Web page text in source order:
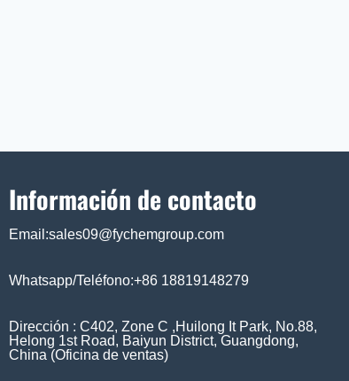
Información de contacto
Email:sales09@fychemgroup.com
Whatsapp/Teléfono:+86 18819148279
Dirección : C402, Zone C ,Huilong It Park, No.88,
Helong 1st Road, Baiyun District, Guangdong,
China (Oficina de ventas)